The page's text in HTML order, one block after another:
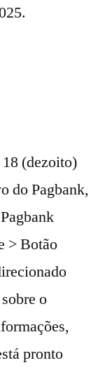
(dezoito)
do Pagbank,
> Botão
o
pronto